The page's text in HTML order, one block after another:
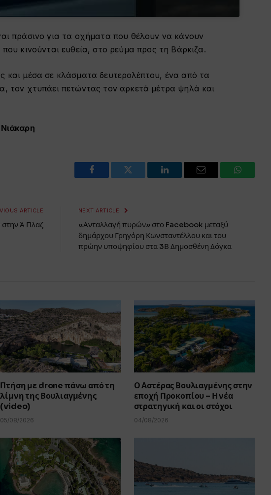
πράσινο για τα οχήματα που θέλουν να κάνουν
που κινούνται ευθεία, στο ρεύμα προς τη Βάρκιζα.
και μέσα σε κλάσματα δευτερολέπτου, ένα από τα
τον χτυπάει πετώντας τον αρκετά μέτρα ψηλά και
Facebook Twitter LinkedIn Email WhatsApp
ARTICLE
Ά Πλαζ
NEXT ARTICLE
«Ανταλλαγή πυρών» στο Facebook μεταξύ
δημάρχου Γρηγόρη Κωνσταντέλλου και του
πρώην υποψηφίου στα 3Β Δημοσθένη Δόγκα
Πτήση με drone πάνω από τη
λίμνη της Βουλιαγμένης
(video)
05/08/2026
Ο Αστέρας Βουλιαγμένης στην
εποχή Προκοπίου – Η νέα
στρατηγική και οι στόχοι
04/08/2026